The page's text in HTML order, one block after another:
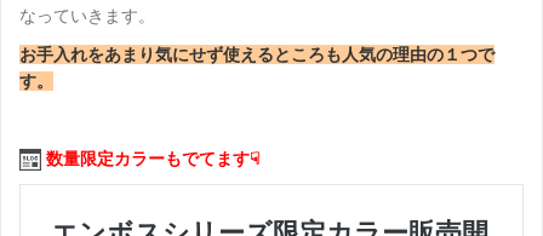
なっていきます。
お手入れをあまり気にせず使えるところも人気の理由の１つで
す。
数量限定カラーもでてます☟